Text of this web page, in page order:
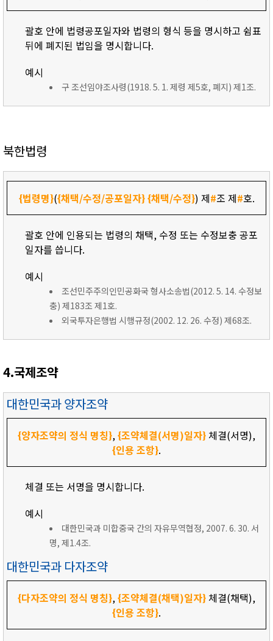
괄호 안에 법령공포일자와 법령의 형식 등을 명시하고 쉼표
뒤에 폐지된 법임을 명시합니다.
예시
구 조선임야조사령(1918. 5. 1. 제령 제5호, 폐지) 제1조.
북한법령
{법령명}({채택/수정/공포일자}{채택/수정}) 제#조 제#호.
괄호 안에 인용되는 법령의 채택, 수정 또는 수정보충 공포
일자를 씁니다.
예시
조선민주주의인민공화국 형사소송법(2012. 5. 14. 수정보
충) 제183조 제1호.
외국투자은행법 시행규정(2002. 12. 26. 수정) 제68조.
4.국제조약
대한민국과 양자조약
{양자조약의 정식 명칭},{조약체결(서명)일자} 체결(서명),
{인용 조항}.
체결 또는 서명을 명시합니다.
예시
대한민국과 미합중국 간의 자유무역협정, 2007. 6. 30. 서
명, 제1.4조.
대한민국과 다자조약
{다자조약의 정식 명칭},{조약체결(채택)일자} 체결(채택),
{인용 조항}.